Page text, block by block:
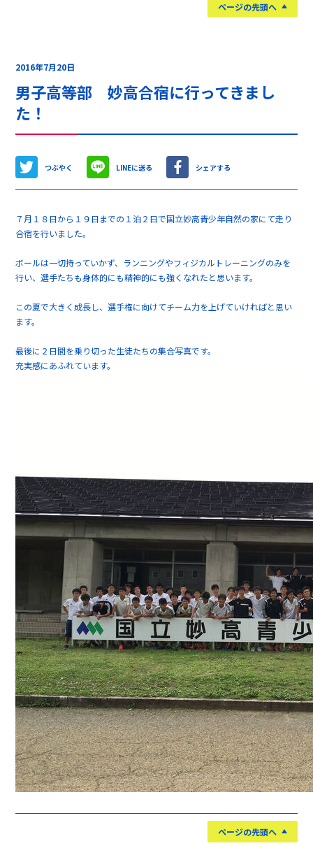
ページの先頭へ
2016年7月20日
男子高等部 妙高合宿に行ってきまし
た！
つぶやく LINEに送る シェアする
７月１８日から１９日までの１泊２日で国立妙高青少年自然の家にて走り
合宿を行いました。
ボールは一切持っていかず、ランニングやフィジカルトレーニングのみを
行い、選手たちも身体的にも精神的にも強くなれたと思います。
この夏で大きく成長し、選手権に向けてチーム力を上げていければと思い
ます。
最後に２日間を乗り切った生徒たちの集合写真です。
充実感にあふれています。
ページの先頭へ